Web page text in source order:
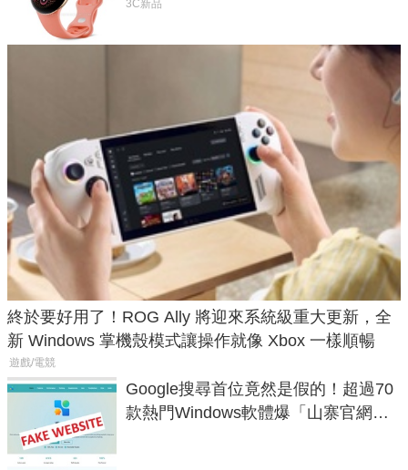
鎖定 AI 應用
3C新品
終於要好用了！ROG Ally 將迎來系統級重大更新，全
新 Windows 掌機殼模式讓操作就像 Xbox 一樣順暢
遊戲/電競
Google搜尋首位竟然是假的！超過70
款熱門Windows軟體爆「山寨官網」